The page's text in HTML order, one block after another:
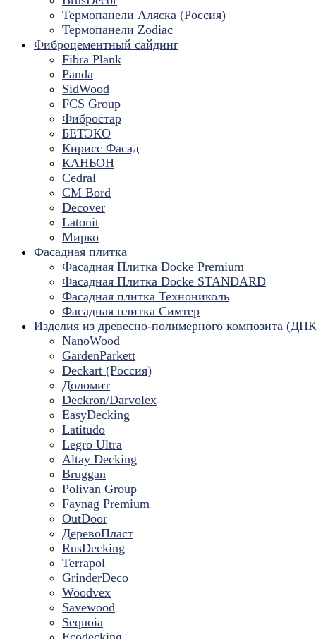
Термопанели Аляска (Россия)
Термопанели Zodiac
Фиброцементный сайдинг
Fibra Plank
Panda
SidWood
FCS Group
Фибростар
БЕТЭКО
Кирисс Фасад
КАНЬОН
Cedral
CM Bord
Decover
Latonit
Мирко
Фасадная плитка
Фасадная Плитка Docke Premium
Фасадная Плитка Docke STANDARD
Фасадная плитка Технониколь
Фасадная плитка Симтер
Изделия из древесно-полимерного композита
NanoWood
GardenParkett
Deckart (Россия)
Доломит
Deckron/Darvolex
EasyDecking
Latitudo
Legro Ultra
Altay Decking
Bruggan
Polivan Group
Faynag Premium
OutDoor
ДеревоПласт
RusDecking
Terrapol
GrinderDeco
Woodvex
Savewood
Sequoia